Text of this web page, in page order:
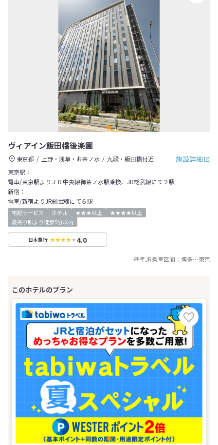
ヴィアイン飯田橋後楽園
施設詳細
東京都 上野・浅草・お茶ノ水
九段・飯田橋付近
東京駅：
電車/東京駅よりＪＲ中央線御茶ノ水駅乗換、JR総武線にて２駅
新宿：
電車/新宿よりJR総武線にて６駅
宅配サービス ホテル ★★★以上
★★★★以上
最寄り駅より徒歩5分以内
日本旅行 4.0
基準JR乗車区間： 博多～東京